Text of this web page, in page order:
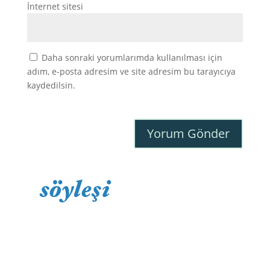
İnternet sitesi
Daha sonraki yorumlarımda kullanılması için
adım, e-posta adresim ve site adresim bu tarayıcıya
kaydedilsin.